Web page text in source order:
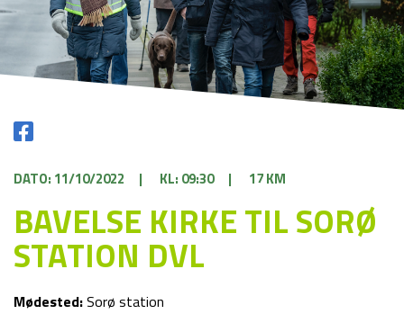
DATO: 11/10/2022 | KL: 09:30 | 17 KM
BAVELSE KIRKE TIL SORØ
STATION DVL
Mødested:Sorø station